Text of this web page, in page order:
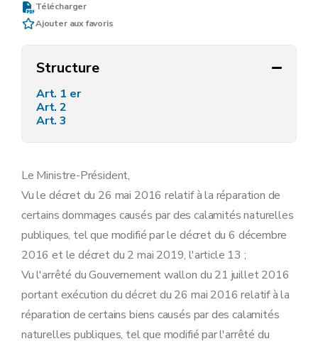
Télécharger
Ajouter aux favoris
Structure
Art. 1 er
Art. 2
Art. 3
Le Ministre-Président,
Vu le décret du 26 mai 2016 relatif à la réparation de
certains dommages causés par des calamités naturelles
publiques, tel que modifié par le décret du 6 décembre
2016 et le décret du 2 mai 2019, l'article 13 ;
Vu l'arrêté du Gouvernement wallon du 21 juillet 2016
portant exécution du décret du 26 mai 2016 relatif à la
réparation de certains biens causés par des calamités
naturelles publiques, tel que modifié par l'arrêté du